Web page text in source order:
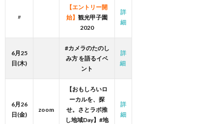
〃
【エントリー開
始】 観光甲子園
2020
詳
細
6月25
日(木)
#カメラのたのし
み方 を語るイベ
ント
詳
細
6月26
日(金)
zoom
【おもしろいロ
ーカルを、探
せ。さとラボ推
し地域Day】#地
詳
細